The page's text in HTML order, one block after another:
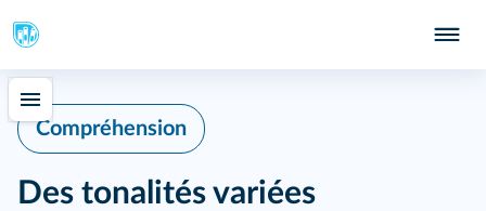
Compréhension
Des tonalités variées